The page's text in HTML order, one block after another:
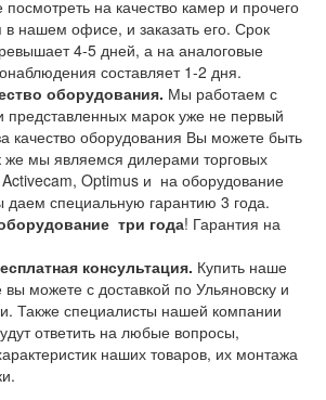
посмотреть на качество камер и прочего
в нашем офисе, и заказать его. Срок
4-5 дней, а на аналоговые
составляет 1-2 дня.
оборудования. Мы работаем с
представленных марок уже не первый
качество оборудования Вы можете быть
же мы являемся дилерами торговых
Optimus и на оборудование
даем специальную гарантию 3 года.
три года! Гарантия на
консультация. Купить наше
можете с доставкой по Ульяновску и
Также специалисты нашей компании
ответить на любые вопросы,
наших товаров, их монтажа